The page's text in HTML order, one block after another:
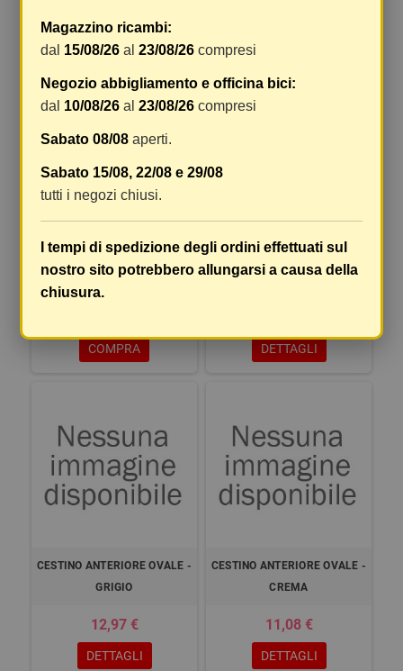
COMPRA
COPRICESTO OVAL.CON
CERNIERA
COMPRA DETTAGLI
CESTINO ANTERIORE OVALE -
GRIGIO
12,97 €
DETTAGLI
CESTINO ANTERIORE OVALE -
CREMA
11,08 €
DETTAGLI
Magazzino ricambi:
dal 15/08/26 al23/08/26 compresi
Negozio abbigliamento e officina bici:
dal 10/08/26 al23/08/26 compresi
Sabato 08/08 aperti.
Sabato 15/08, 22/08 e 29/08
tutti i negozi chiusi.
I tempi di spedizione degli ordini effettuati sul
nostro sito potrebbero allungarsi a causa della
chiusura.